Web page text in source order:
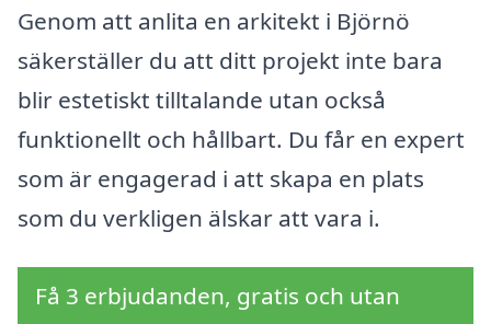
Genom att anlita en arkitekt i Björnö
säkerställer du att ditt projekt inte bara
blir estetiskt tilltalande utan också
funktionellt och hållbart. Du får en expert
som är engagerad i att skapa en plats
som du verkligen älskar att vara i.
Få 3 erbjudanden, gratis och utan